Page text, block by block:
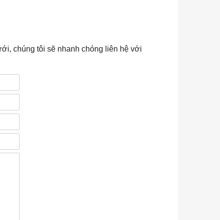
chúng tôi sẽ nhanh chóng liên hệ với